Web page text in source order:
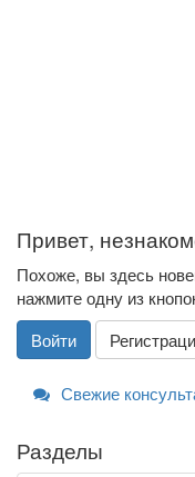
Привет,
Похоже, вы здесь
нажмите одну из
Войти
Свежие
Разделы